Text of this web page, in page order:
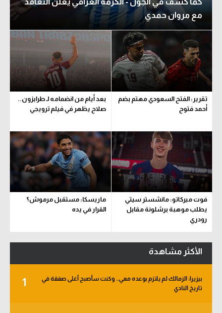
مع مروان حمدي
تقرير: الفتح السعودي مهتم بضم
أحمد فتوح
بعد أيام من انضمامه لـ طرابزون..
صلاح يظهر في فيلم ترويجي
فوت ميركاتو: مانشستر سيتي
يطلب موهبة برشلونة مقابل
رودري
ماريسكا: مستقبل مرموش؟
القرار في يده
الأكثر مشاهدة
1
بيزيرا: الزمالك لم يلتزم بوعده معي.. وكنت سأصبح أغلى صفقة في
تاريخ النادي